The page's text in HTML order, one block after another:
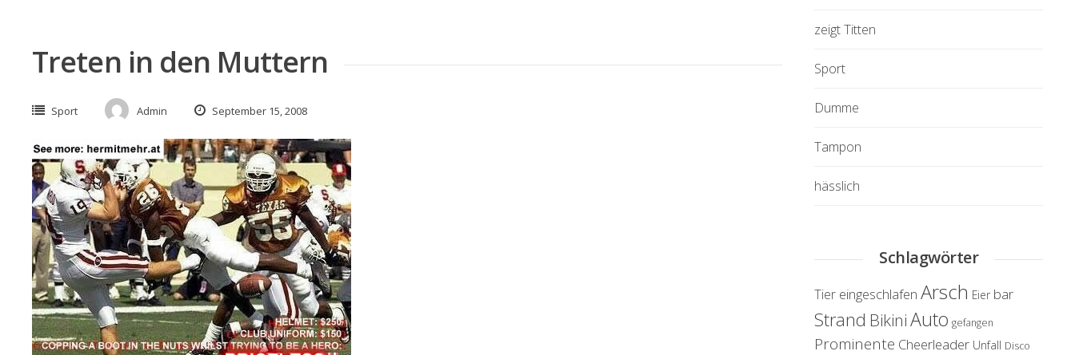
Treten in den Muttern
Sport Admin September 15, 2008
zeigt Titten
Sport
Dumme
Tampon
hässlich
Schlagwörter
Tier eingeschlafen Arsch Eier bar
Strand BikiniAuto gefangen
Prominente Cheerleader Unfall Disco